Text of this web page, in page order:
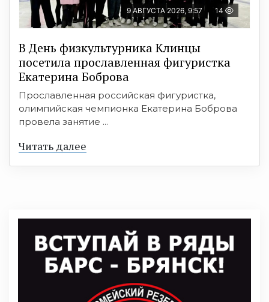
9 АВГУСТА 2026, 9:57 14
В День физкультурника Клинцы
посетила прославленная фигуристка
Екатерина Боброва
Прославленная российская фигуристка,
олимпийская чемпионка Екатерина Боброва
провела занятие ...
Читать далее